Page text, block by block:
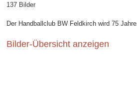
137 Bilder
Der Handballclub BW Feldkirch wird 75 Jahre.
Bilder-Übersicht anzeigen